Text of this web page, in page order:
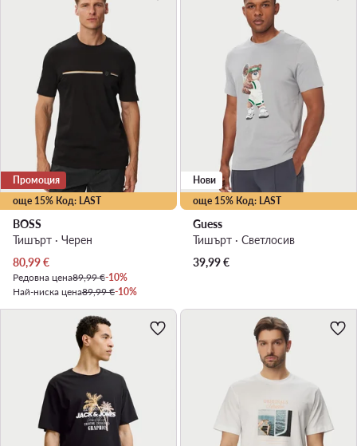
още 15% Код: LAST
Промоция
BOSS
Тишърт · Черен
Актуална цена
80,99€
Редовна цена89,99 €-10%
Най-ниска цена89,99 €-10%
още 15% Код: LAST
Нови
Guess
Тишърт · Светлосив
39,99€